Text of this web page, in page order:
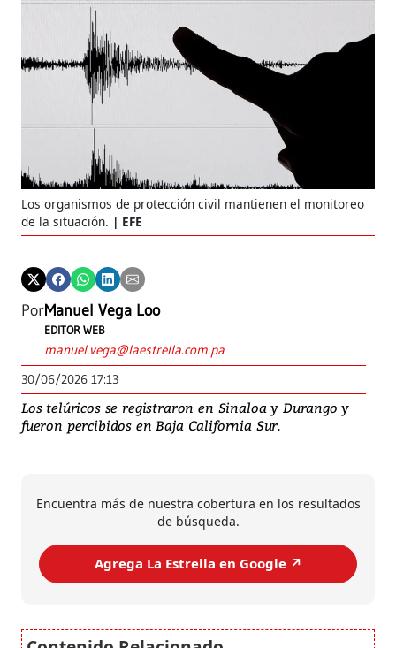
Los organismos de protección civil mantienen el monitoreo
de la situación.
EFE
PorManuel Vega Loo
EDITOR WEB
manuel.vega@laestrella.com.pa
30/06/2026 17:13
Los telúricos se registraron en Sinaloa y Durango y
fueron percibidos en Baja California Sur.
Encuentra más de nuestra cobertura en los resultados
de búsqueda.
Agrega La Estrella en Google ↗️